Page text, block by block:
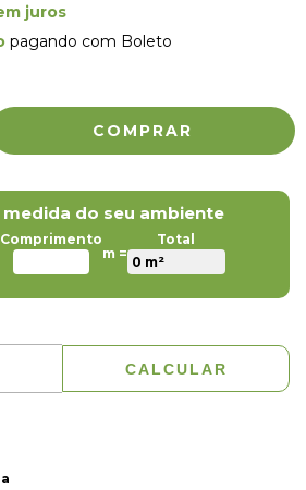
juros
pagando com Boleto
medida do seu ambiente
Comprimento
m =
Total
CALCULAR